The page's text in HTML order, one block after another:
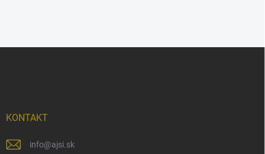
KONTAKT
info@ajsi.sk